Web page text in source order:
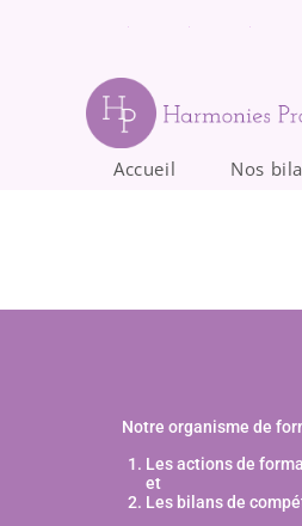
Accueil Nos
Notre organisme de
Les actions de
et
Les bilans de